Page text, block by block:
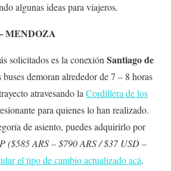
algunas ideas para viajeros.
MENDOZA
solicitados es la conexión Santiago de
buses demoran alrededor de 7 – 8 horas
atravesando la Cordillera de los
para quienes lo han realizado.
de asiento, puedes adquirirlo por
($585 ARS – $790 ARS / $37 USD –
el tipo de cambio actualizado acá.